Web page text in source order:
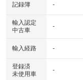
記録簿 -
輸入認定
中古車
-
輸入経路 -
登録済
未使用車
-